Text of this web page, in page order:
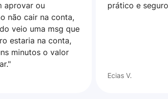
aprovar ou
não cair na conta,
veio uma msg que
estaria na conta,
minutos o valor
prático e
Ecias V.